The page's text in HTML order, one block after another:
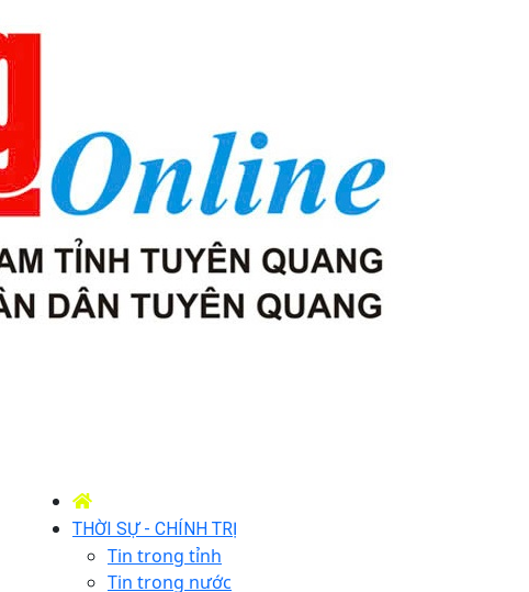
THỜI SỰ - CHÍNH TRỊ
Tin trong tỉnh
Tin trong nước